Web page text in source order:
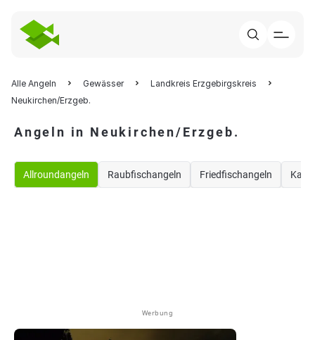
Alle Angeln Gewässer
Landkreis Erzgebirgskreis
Neukirchen/Erzgeb.
Angeln in Neukirchen/Erzgeb.
Allroundangeln Raubfischangeln Friedfischangeln
Werbung